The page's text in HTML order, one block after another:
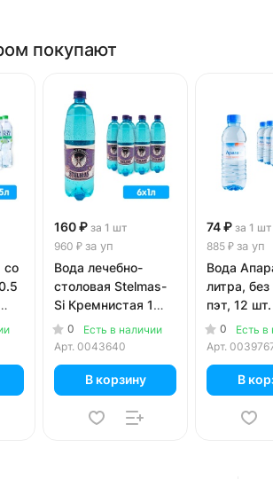
покупают
со
160 ₽ за 1 шт
960 ₽ за уп
Вода лечебно-
столовая Stelmas-
Si Кремнистая 1
литр, газ, пэт, 6 шт.
в уп.
0
Есть в наличии
Арт. 0043640
В корзину
74 ₽ за 1 шт
885 ₽ за уп
Вода
литра, без
пэт, 12
0
Есть в
Арт.
В